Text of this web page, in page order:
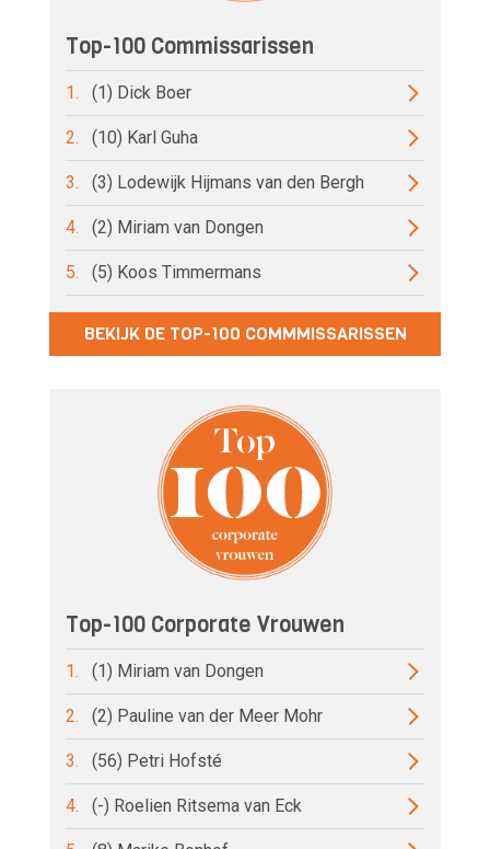
Top-100 Commissarissen
1. (1) Dick Boer
2. (10) Karl Guha
3. (3) Lodewijk Hijmans van den Bergh
4. (2) Miriam van Dongen
5. (5) Koos Timmermans
BEKIJK DE TOP-100 COMMMISSARISSEN
Top-100 Corporate Vrouwen
1. (1) Miriam van Dongen
2. (2) Pauline van der Meer Mohr
3. (56) Petri Hofsté
4. (-) Roelien Ritsema van Eck